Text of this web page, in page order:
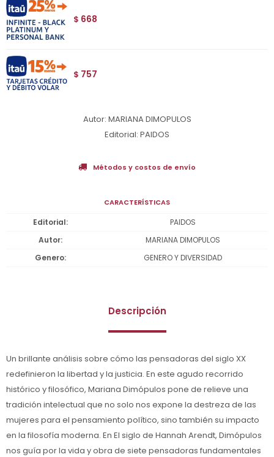
$ 668
$ 757
Autor: MARIANA DIMOPULOS
Editorial: PAIDOS
Métodos y costos de envío
CARACTERÍSTICAS
Editorial
PAIDOS
Autor
MARIANA DIMOPULOS
Genero
GENERO Y DIVERSIDAD
Descripción
Un brillante análisis sobre cómo las pensadoras del siglo XX
redefinieron la libertad y la justicia. En este agudo recorrido
histórico y filosófico, Mariana Dimópulos pone de relieve una
tradición intelectual que no solo nos expone la destreza de las
mujeres para el pensamiento político, sino también su impacto
en la filosofía moderna. En El siglo de Hannah Arendt, Dimópulos
nos guía por la vida y obra de siete pensadoras fundamentales